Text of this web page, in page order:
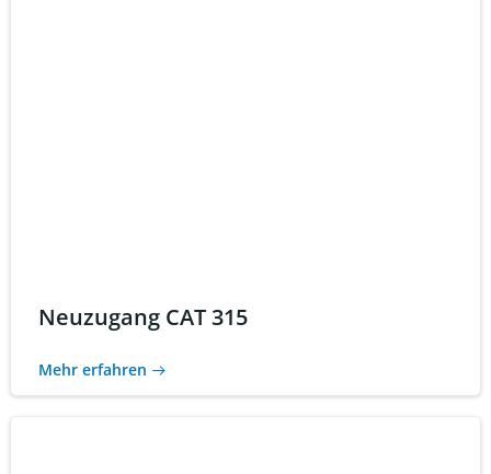
Neuzugang CAT 315
Mehr erfahren